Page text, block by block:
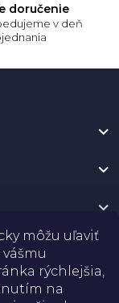
môžu uľaviť
rýchlejšia,
na
doručenie
v deň